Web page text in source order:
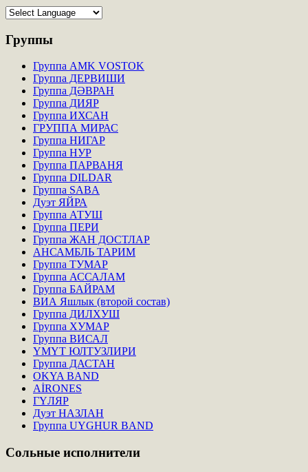
Группы
Группа AMK VOSTOK
Группа ДЕРВИШИ
Группа ДӘВРАН
Группа ДИЯР
Группа ИХСАН
ГРУППА МИРАС
Группа НИГАР
Группа НУР
Группа ПАРВАНЯ
Группа DILDAR
Группа SABA
Дуэт ЯЙРА
Группа АТУШ
Группа ПЕРИ
Группа ЖАН ДОСТЛАР
АНСАМБЛЬ ТАРИМ
Группа ТУМАР
Группа АССАЛАМ
Группа БАЙРАМ
ВИА Яшлык (второй состав)
Группа ДИЛХУШ
Группа ХУМАР
Группа ВИСАЛ
ҮМҮТ ЮЛТУЗЛИРИ
Группа ДАСТАН
OKYA BAND
AİRONES
ГҮЛЯР
Дуэт НАЗЛАН
Группа UYGHUR BAND
Сольные исполнители